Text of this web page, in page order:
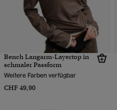
Bench Langarm-Layertop in
schmaler Passform
Weitere Farben verfügbar
CHF 49,90